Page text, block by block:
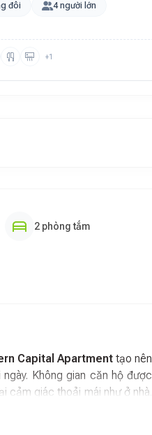
đôi 4 người lớn
+1
2 phòng tắm
Capital Apartmenttạo nên
Không gian căn hộ được
cảm giác thoải mái như ở nhà.
trong sinh hoạt hằng ngày.